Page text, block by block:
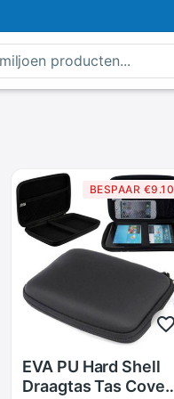
BESPAAR €9.10
EVA PU Hard Shell
Draagtas Tas Cover